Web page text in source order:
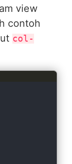
view
contoh
col-